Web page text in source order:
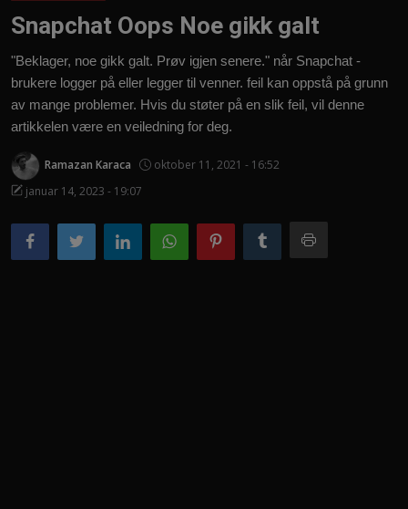
Norsk
Snapchat Oops Noe gikk galt
"Beklager, noe gikk galt. Prøv igjen senere." når Snapchat -
brukere logger på eller legger til venner. feil kan oppstå på grunn
av mange problemer. Hvis du støter på en slik feil, vil denne
artikkelen være en veiledning for deg.
Ramazan Karaca
oktober 11, 2021 - 16:52
januar 14, 2023 - 19:07